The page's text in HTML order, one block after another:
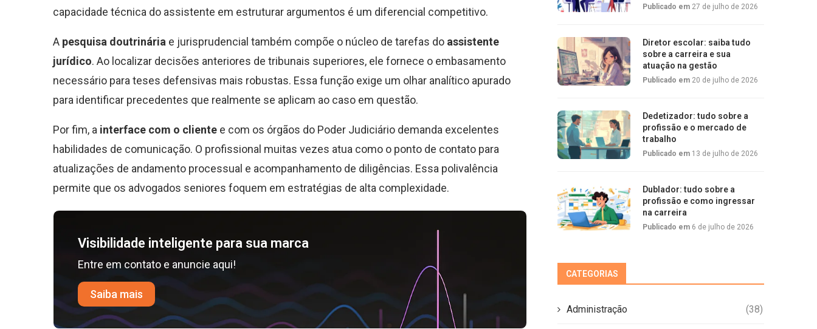
capacidade técnica do assistente em estruturar argumentos é um diferencial competitivo.
A pesquisa doutrinária e jurisprudencial também compõe o núcleo de tarefas do assistente
jurídico. Ao localizar decisões anteriores de tribunais superiores, ele fornece o embasamento
necessário para teses defensivas mais robustas. Essa função exige um olhar analítico apurado
para identificar precedentes que realmente se aplicam ao caso em questão.
Por fim, a interface com o cliente e com os órgãos do Poder Judiciário demanda excelentes
habilidades de comunicação. O profissional muitas vezes atua como o ponto de contato para
atualizações de andamento processual e acompanhamento de diligências. Essa polivalência
permite que os advogados seniores foquem em estratégias de alta complexidade.
Visibilidade inteligente para sua marca
Entre em contato e anuncie aqui!
Saiba mais
Publicado em 27 de julho de 2026
Diretor escolar: saiba tudo
sobre a carreira e sua
atuação na gestão
Publicado em 20 de julho de 2026
Dedetizador: tudo sobre a
profissão e o mercado de
trabalho
Publicado em 13 de julho de 2026
Dublador: tudo sobre a
profissão e como ingressar
na carreira
Publicado em 6 de julho de 2026
CATEGORIAS
Administração (38)